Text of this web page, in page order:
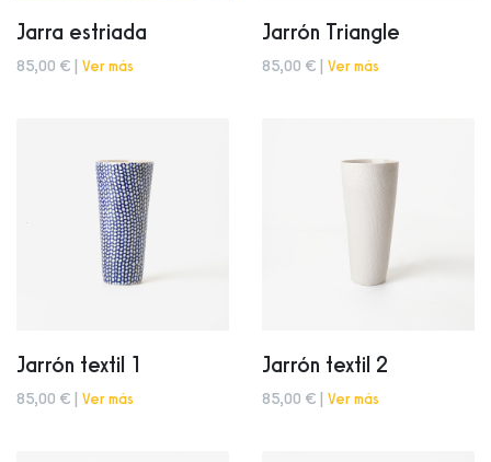
Jarra estriada
85,00 € | Ver más
Jarrón Triangle
85,00 € | Ver más
Jarrón textil 1
85,00 € | Ver más
Jarrón textil 2
85,00 € | Ver más